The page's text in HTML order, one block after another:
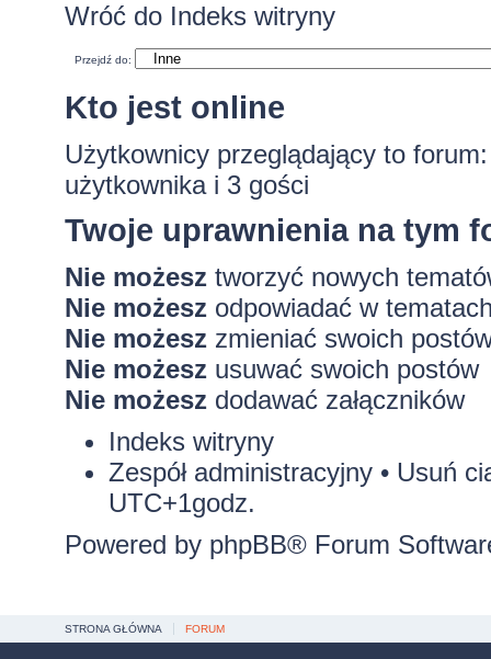
Wróć do Indeks witryny
Przejdź do:
Kto jest online
Użytkownicy przeglądający to
użytkownika i 3 gości
Twoje uprawnienia na tym
Nie możesztworzyć nowych
Nie możeszodpowiadać w
Nie możeszzmieniać swoich
Nie możeszusuwać swoich postów
Nie możeszdodawać załączników
Indeks witryny
Zespół administracyjny• Usuń
UTC+1godz.
Powered by phpBB® Forum
STRONA GŁÓWNA FORUM